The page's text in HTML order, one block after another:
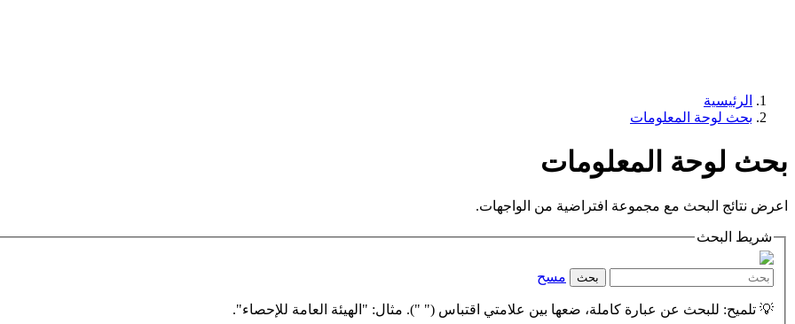
الرئيسية
بحث لوحة المعلومات
بحث لوحة المعلومات
اعرض نتائج البحث مع مجموعة افتراضية من الواجهات.
شريط البحث
بحث مسح
💡 تلميح: للبحث عن عبارة كاملة، ضعها بين علامتي اقتباس (" "). مثال: "الهيئة العامة للإحصاء".